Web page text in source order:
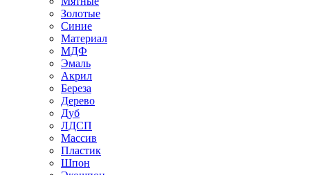
Золотые
Синие
Материал
МДФ
Эмаль
Акрил
Береза
Дерево
Дуб
ЛДСП
Массив
Пластик
Шпон